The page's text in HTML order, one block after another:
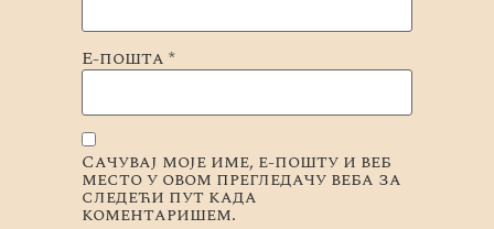
Е-пошта*
Сачувај моје име, е-пошту и веб
место у овом прегледачу веба за
следећи пут када
коментаришем.